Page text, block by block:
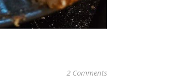
2 Comments